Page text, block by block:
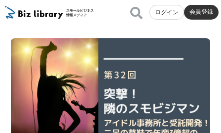
スモールビジネス
情報メディア
ログイン 会員登録